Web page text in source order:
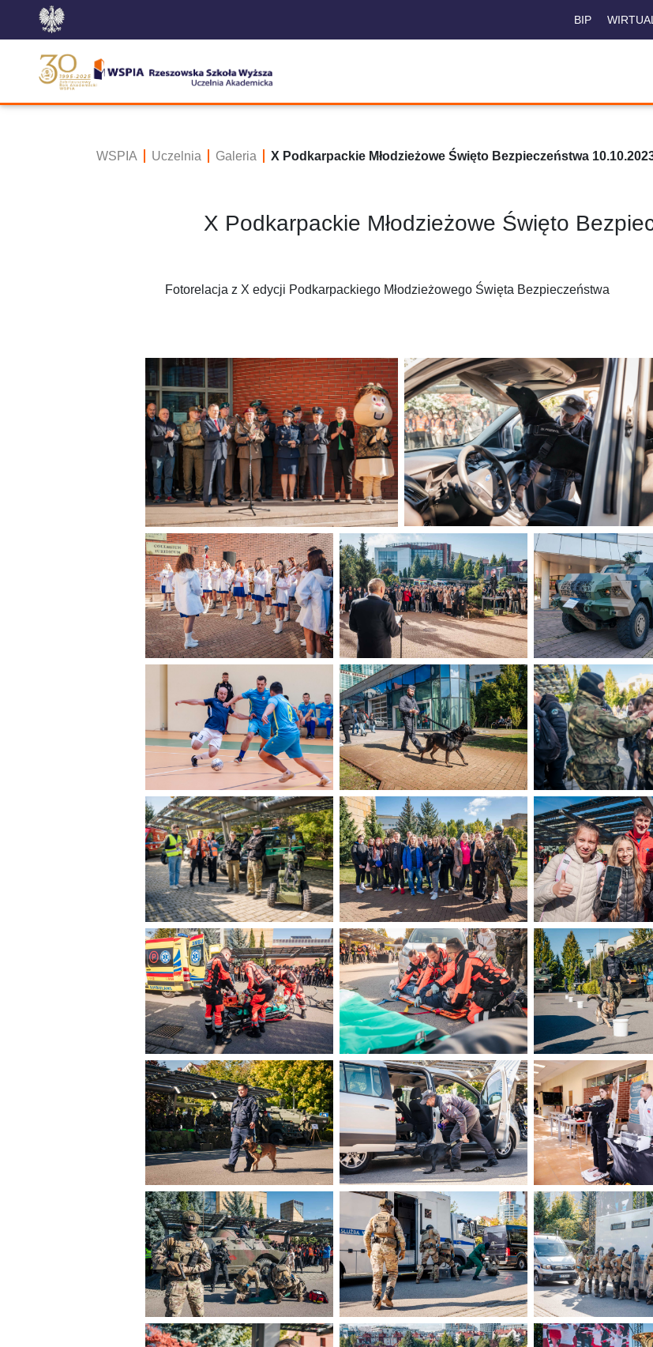
BIP
WSPIA Uczelnia Galeria X Podkarpackie Młodzieżowe Święto Bezpieczeństwa
X Podkarpackie Młodzieżowe Święto
Fotorelacja z X edycji Podkarpackiego Młodzieżowego Święta Bezpieczeństwa